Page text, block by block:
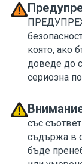
която, ако
доведе до
сериозна
със
съдържа в
бъде